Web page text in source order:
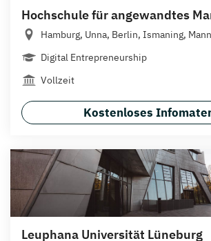
Hochschule für angewandtes
Hamburg, Unna, Berlin, Ismaning,
Digital Entrepreneurship
Vollzeit
Kostenloses
Leuphana Universität Lüneburg